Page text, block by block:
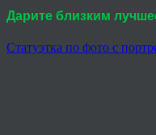
Дарите близким
Статуэтка по фото с